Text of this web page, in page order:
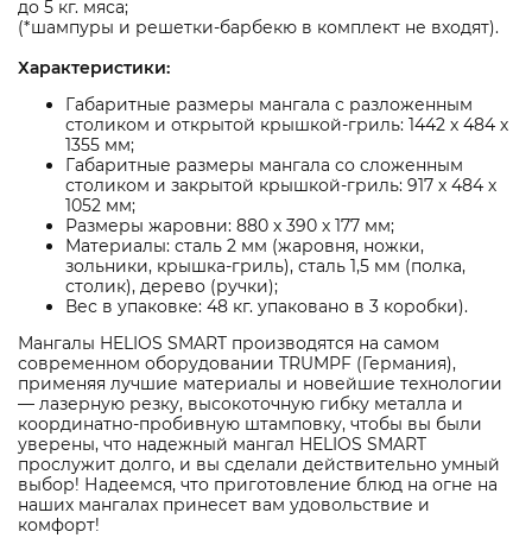
до 5 кг. мяса;
(*шампуры и решетки-барбекю в комплект не входят).
Характеристики:
Габаритные размеры мангала с разложенным
столиком и открытой крышкой-гриль: 1442 х 484 х
1355 мм;
Габаритные размеры мангала со сложенным
столиком и закрытой крышкой-гриль: 917 х 484 х
1052 мм;
Размеры жаровни: 880 х 390 х 177 мм;
Материалы: сталь 2 мм (жаровня, ножки,
зольники, крышка-гриль), сталь 1,5 мм (полка,
столик), дерево (ручки);
Вес в упаковке: 48 кг. упаковано в 3 коробки).
Мангалы HELIOS SMART производятся на самом
современном оборудовании TRUMPF (Германия),
применяя лучшие материалы и новейшие технологии
— лазерную резку, высокоточную гибку металла и
координатно-пробивную штамповку, чтобы вы были
уверены, что надежный мангал HELIOS SMART
прослужит долго, и вы сделали действительно умный
выбор! Надеемся, что приготовление блюд на огне на
наших мангалах принесет вам удовольствие и
комфорт!